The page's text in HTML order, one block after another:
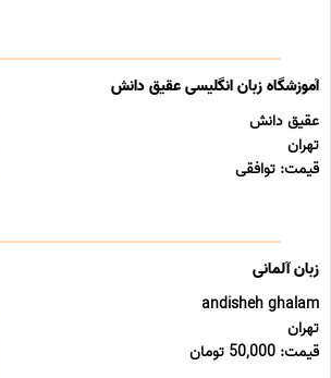
آموزشگاه زبان انگلیسی عقیق دانش
عقیق دانش
تهران
قیمت: توافقی
زبان آلمانی
andisheh ghalam
تهران
قیمت: 50,000 تومان